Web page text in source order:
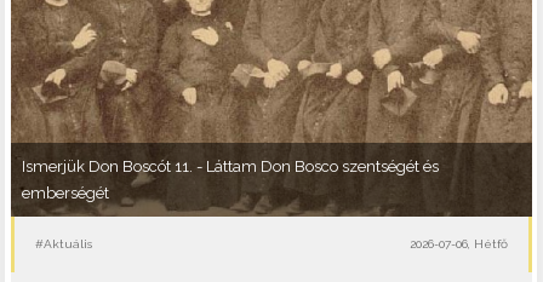
Ismerjük Don Boscót 11. - Láttam Don Bosco szentségét és
emberségét
#Aktuális 2026-07-06, Hétfő